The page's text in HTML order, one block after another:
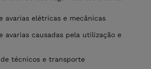
avarias elétricas e mecânicas
avarias causadas pela utilização e
de técnicos e transporte